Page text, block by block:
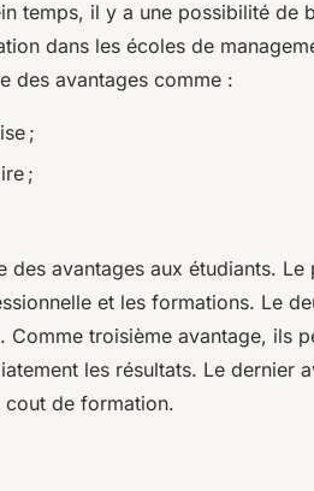
temps, il y a une possibilité de
dans les écoles de
des avantages comme :
;
;
avantages aux étudiants. Le
et les formations. Le
Comme troisième avantage, ils
les résultats. Le dernier
de formation.